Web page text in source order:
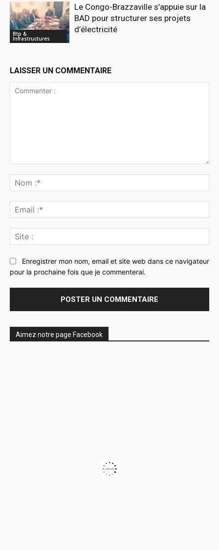
Btp &
Infrastructures
Le Congo-Brazzaville s’appuie sur la
BAD pour structurer ses projets
d’électricité
LAISSER UN COMMENTAIRE
:*
:*
:
Enregistrer mon nom, email et site web dans ce navigateur
pour la prochaine fois que je commenterai.
Aimez notre page Facebook